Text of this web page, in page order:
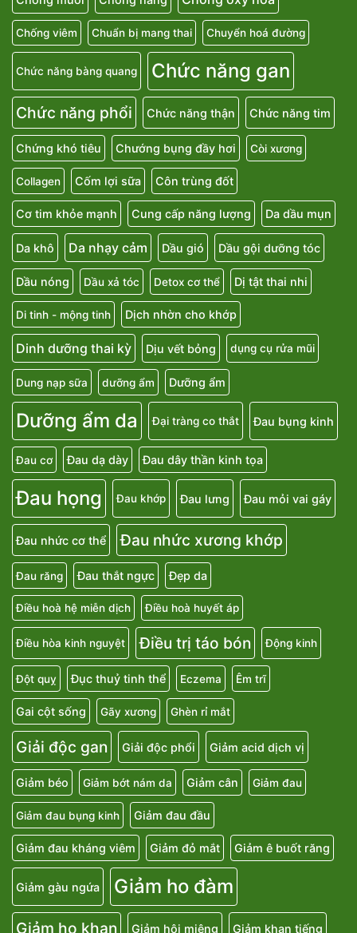
Chống viêm Chuẩn bị mang thai Chuyển hoá đường
Chức năng bàng quang Chức năng gan
Chức năng phổi Chức năng thận Chức năng tim
Chứng khó tiêu Chướng bụng đầy hơi Còi xương
Collagen Cốm lợi sữa Côn trùng đốt
Cơ tim khỏe mạnh Cung cấp năng lượng Da dầu mụn
Da khô Da nhạy cảm Dầu gió Dầu gội dưỡng tóc
Dầu nóng Dầu xả tóc Detox cơ thể Dị tật thai nhi
Di tinh - mộng tinh Dịch nhờn cho khớp
Dinh dưỡng thai kỳ Dịu vết bỏng dụng cụ rửa mũi
Dung nạp sữa dưỡng ẩm Dưỡng ẩm
Dưỡng ẩm da Đại tràng co thắt Đau bụng kinh
Đau cơ Đau dạ dày Đau dây thần kinh tọa
Đau họng Đau khớp Đau lưng Đau mỏi vai gáy
Đau nhức cơ thể Đau nhức xương khớp
Đau răng Đau thắt ngực Đẹp da
Điều hoà hệ miễn dịch Điều hoà huyết áp
Điều hòa kinh nguyệt Điều trị táo bón Động kinh
Đột quỵ Đục thuỷ tinh thể Eczema Êm trĩ
Gai cột sống Gãy xương Ghèn rỉ mắt
Giải độc gan Giải độc phổi Giảm acid dịch vị
Giảm béo Giảm bớt nám da Giảm cân Giảm đau
Giảm đau bụng kinh Giảm đau đầu
Giảm đau kháng viêm Giảm đỏ mắt Giảm ê buốt răng
Giảm gàu ngứa Giảm ho đàm
Giảm ho khan Giảm hôi miệng Giảm khan tiếng